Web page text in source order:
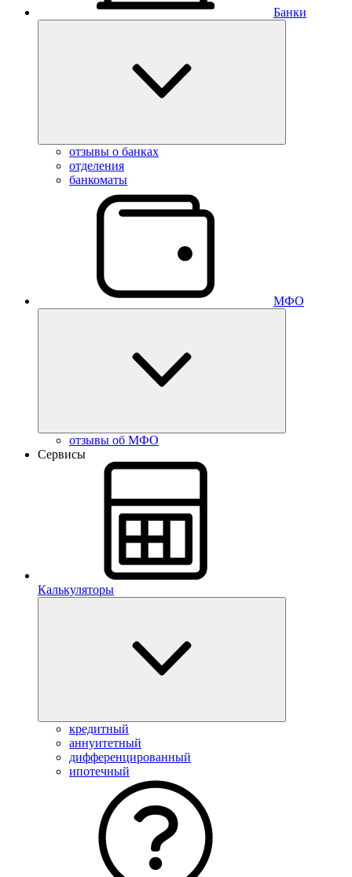
Банки
отзывы о банках
отделения
банкоматы
МФО
отзывы об МФО
Сервисы
Калькуляторы
кредитный
аннуитетный
дифференцированный
ипотечный